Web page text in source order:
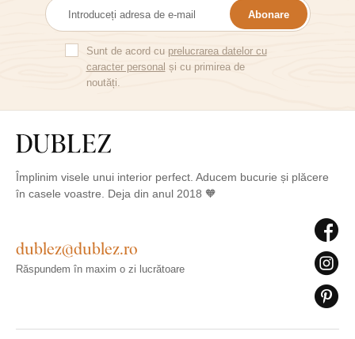
Abonare
Sunt de acord cu prelucrarea datelor cu
caracter personal și cu primirea de
noutăți.
Împlinim visele unui interior perfect. Aducem bucurie și plăcere
în casele voastre. Deja din anul 2018 🧡
dublez@dublez.ro
Răspundem în maxim o zi lucrătoare